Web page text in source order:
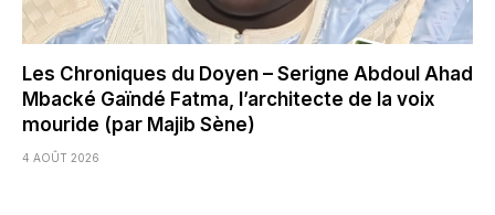
Les Chroniques du Doyen – Serigne Abdoul Ahad
Mbacké Gaïndé Fatma, l’architecte de la voix
mouride (par Majib Sène)
4 AOÛT 2026